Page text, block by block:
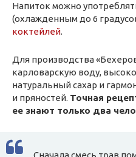
Напиток можно
(охлажденным до 6
коктейлей.
Для производства
карловарскую воду,
натуральный сахар и
и пряностей. Точная
ее знают только два